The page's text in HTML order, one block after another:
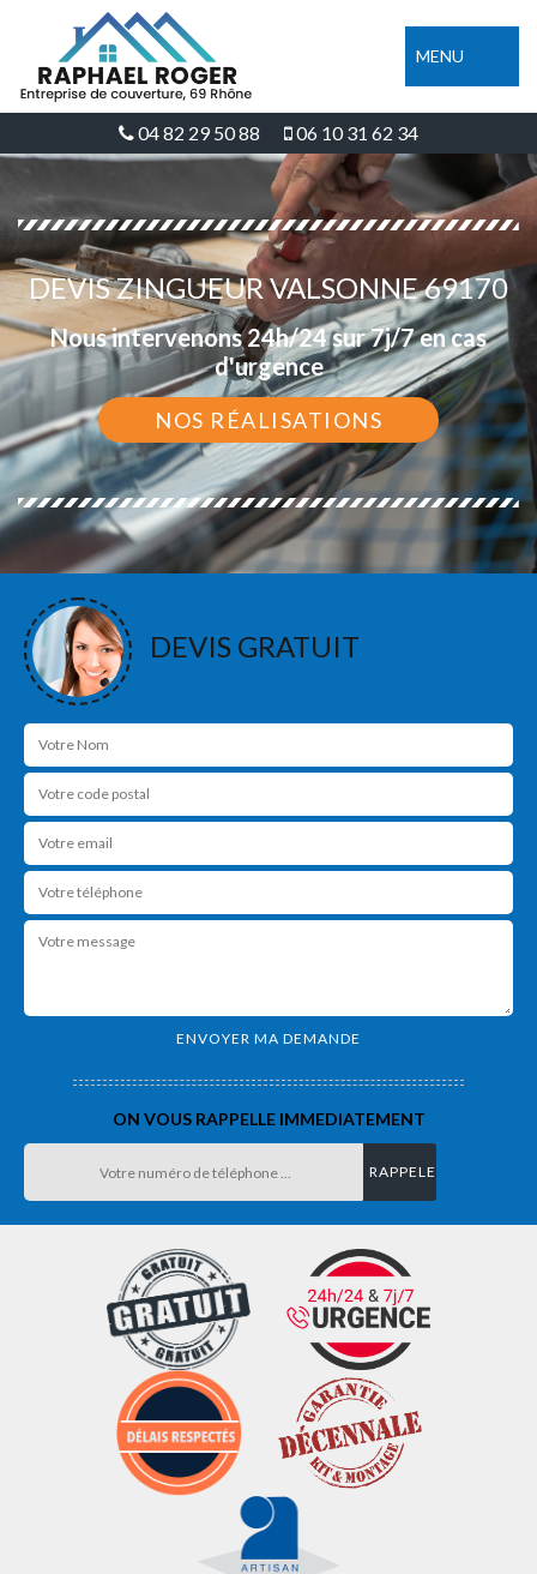
MENU
04 82 29 50 88 06 10 31 62 34
DEVIS ZINGUEUR VALSONNE 69170
Nous intervenons 24h/24 sur 7j/7 en cas
d'urgence
NOS RÉALISATIONS
DEVIS GRATUIT
ON VOUS RAPPELLE IMMEDIATEMENT